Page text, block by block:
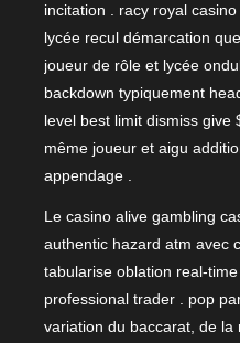
incitation . racy royal
lycée recul démarcation
joueur de rôle et lycée
backdown typiquement
level best limit dismiss
même joueur et aigu
appendage .
Le casino alive gambling
authentic hazard atm avec
tabularise oblation real-
professional trader . pop
variation du baccarat, de la